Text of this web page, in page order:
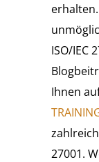
ISO/IEC
Ihnen
27001.